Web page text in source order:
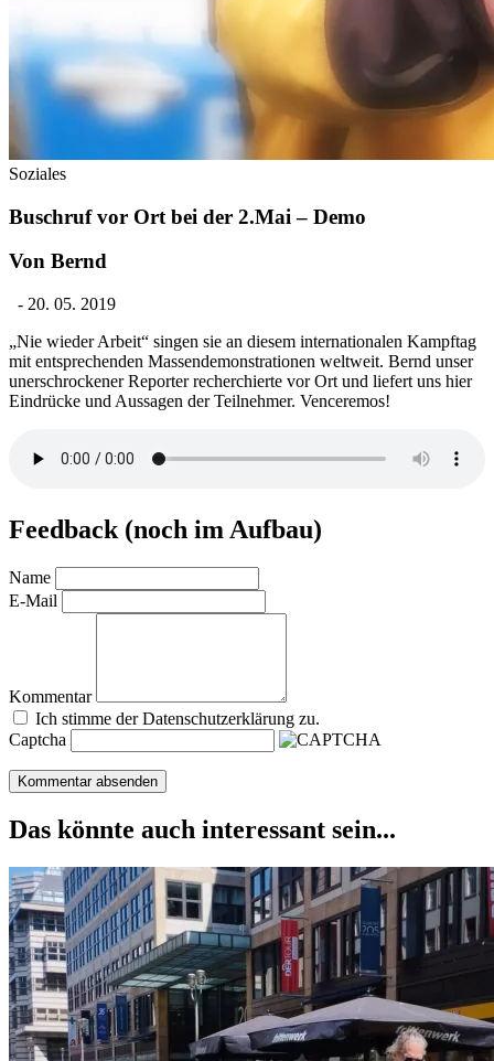
Soziales
Buschruf vor Ort bei der 2.Mai – Demo
Von Bernd
- 20. 05. 2019
„Nie wieder Arbeit“ singen sie an diesem internationalen Kampftag
mit entsprechenden Massendemonstrationen weltweit. Bernd unser
unerschrockener Reporter recherchierte vor Ort und liefert uns hier
Eindrücke und Aussagen der Teilnehmer. Venceremos!
Feedback (noch im Aufbau)
Name
E-Mail
Kommentar
Ich stimme der Datenschutzerklärung zu.
Captcha
Das könnte auch interessant sein...